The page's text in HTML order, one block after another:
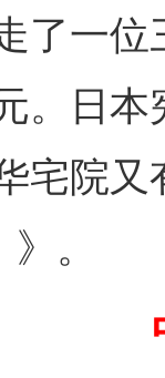
了一
。日
宅院
。